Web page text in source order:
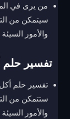
من يرى في
سيتمكن من
والأمور
تفسير حلم
تفسير حلم أكل
ستتمكن من
والأمور